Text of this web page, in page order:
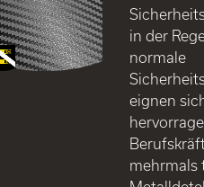
in der
normale
eignen
mehrmals